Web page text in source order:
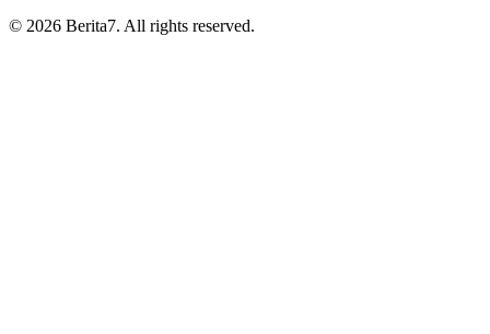
© 2026 Berita7. All rights reserved.